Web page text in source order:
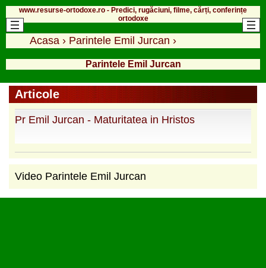
www.resurse-ortodoxe.ro - Predici, rugăciuni, filme, cărți, conferințe
ortodoxe
Acasa › Parintele Emil Jurcan ›
Parintele Emil Jurcan
Articole
Pr Emil Jurcan - Maturitatea in Hristos
Video Parintele Emil Jurcan